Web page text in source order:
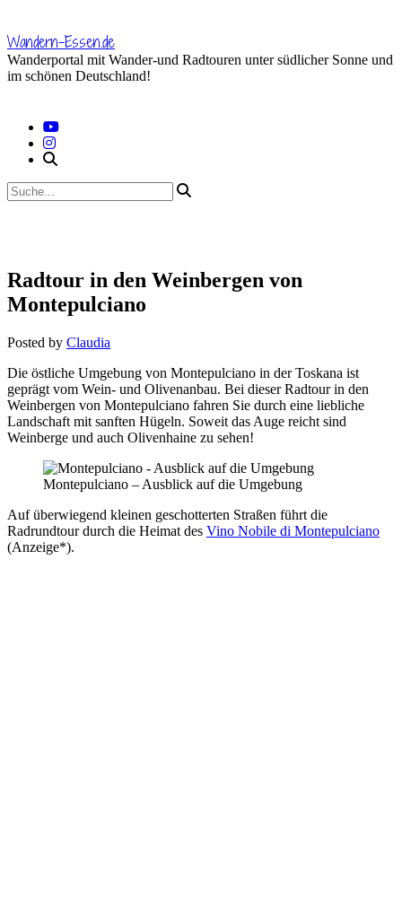
content
Wandern-Essen.de
Wanderportal mit Wander-und Radtouren unter südlicher Sonne und
im schönen Deutschland!
Radtour in den Weinbergen von
Montepulciano
Posted by Claudia
Die östliche Umgebung von Montepulciano in der Toskana ist
geprägt vom Wein- und Olivenanbau. Bei dieser Radtour in den
Weinbergen von Montepulciano fahren Sie durch eine liebliche
Landschaft mit sanften Hügeln. Soweit das Auge reicht sind
Weinberge und auch Olivenhaine zu sehen!
Montepulciano – Ausblick auf die Umgebung
Auf überwiegend kleinen geschotterten Straßen führt die
Radrundtour durch die Heimat des Vino Nobile di Montepulciano
(Anzeige*).